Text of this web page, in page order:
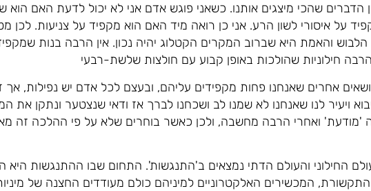
שהכי מיצגים אותנו. כשאני פוגש אדם אני לא יכול לדעת האם הוא
על איסורי לשון הרע. אני כן רואה מיד האם הוא מקפיד על צניעות. לכן
והאמת היא שברוב המקרים הקטלוג יהיה נכון. אין הרבה בנות
חילוניות שהולכות באופן קבוע עם חולצות שלשת-רבעי
אחרים שאנחנו פחות מקפידים עליהם, ובעצם לכל אדם יש נפילות, אך
ויעיר לנו שאנחנו לא שמנו לב ושכחנו לברך אז ודאי שנצטער ונתקן את
'מודעת' ואחרי הרבה מחשבה, ולכן כאשר בוחרים שלא על פי ההלכה זה
החילוני והעולם הדתי נמצאים ב'התנגשות'. התחום שבו ההתנגשות היא
המכשירים האלקטרוניים למיניהם כולם מעודדים החצנה של